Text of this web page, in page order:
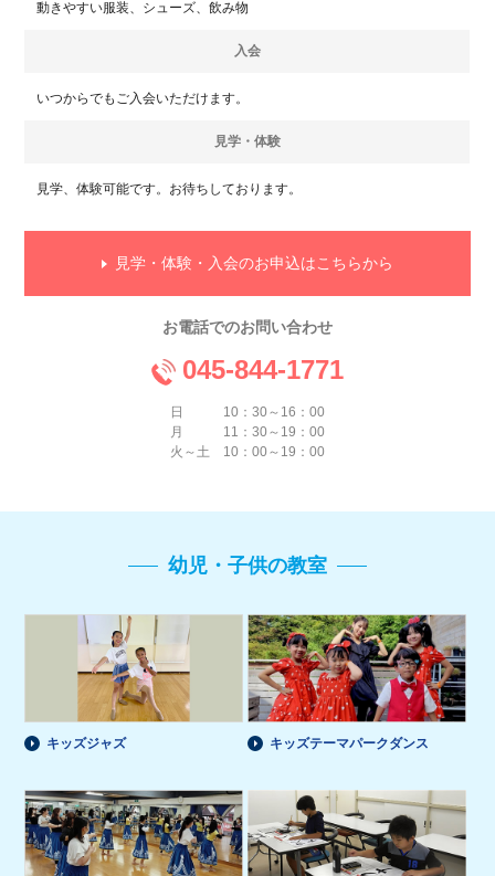
動きやすい服装、シューズ、飲み物
入会
いつからでもご入会いただけます。
見学・体験
見学、体験可能です。お待ちしております。
見学・体験・入会のお申込はこちらから
お電話でのお問い合わせ
045-844-1771
日 10：30～16：00
月 11：30～19：00
火～土 10：00～19：00
幼児・子供の教室
キッズジャズ キッズテーマパークダンス